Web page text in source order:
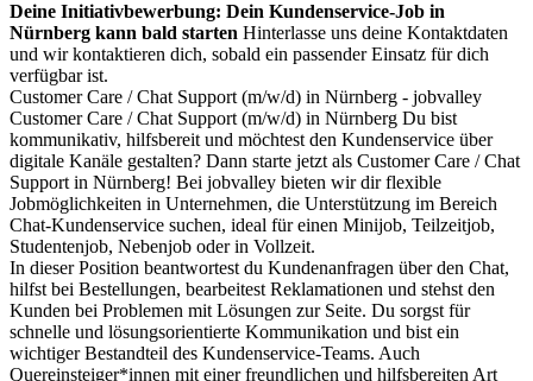
Deine Initiativbewerbung: Dein Kundenservice-Job in
Nürnberg kann bald starten Hinterlasse uns deine Kontaktdaten
und wir kontaktieren dich, sobald ein passender Einsatz für dich
verfügbar ist.
Customer Care / Chat Support (m/w/d) in Nürnberg - jobvalley
Customer Care / Chat Support (m/w/d) in Nürnberg Du bist
kommunikativ, hilfsbereit und möchtest den Kundenservice über
digitale Kanäle gestalten? Dann starte jetzt als Customer Care / Chat
Support in Nürnberg! Bei jobvalley bieten wir dir flexible
Jobmöglichkeiten in Unternehmen, die Unterstützung im Bereich
Chat-Kundenservice suchen, ideal für einen Minijob, Teilzeitjob,
Studentenjob, Nebenjob oder in Vollzeit.
In dieser Position beantwortest du Kundenanfragen über den Chat,
hilfst bei Bestellungen, bearbeitest Reklamationen und stehst den
Kunden bei Problemen mit Lösungen zur Seite. Du sorgst für
schnelle und lösungsorientierte Kommunikation und bist ein
wichtiger Bestandteil des Kundenservice-Teams. Auch
Quereinsteiger*innen mit einer freundlichen und hilfsbereiten Art